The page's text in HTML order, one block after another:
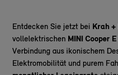
Entdecken Sie jetzt bei Krah
vollelektrischen MINI Cooper
Verbindung aus ikonischem
Elektromobilität und purem